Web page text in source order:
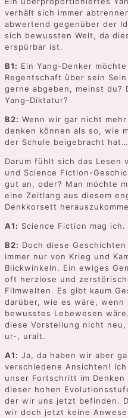
verhält sich immer
abwertend gegenüber der
sich bewussten Welt, da
erspürbar ist.
B1: Ein Yang-Denker
Regentschaft über sein
gerne abgeben, meinst du?
Yang-Diktatur?
B2: Wenn wir gar nicht mehr
denken können als so, wie
der Schule beigebracht
Darum fühlt sich das Lesen
und Science Fiction-
gut an, oder? Man möchte
eine Zeitlang aus diesem
Denkkorsett
A1: Science Fiction mag ich.
B2: Doch diese Geschichten
immer nur von Krieg und
Blickwinkeln. Ein ewiges
oft herzlose und
Filmwelten. Es gibt kaum
darüber, wie es wäre, wenn
bewusstes Lebewesen
diese Vorstellung nicht
ur-, uralt.
A1: Ja, da haben wir aber
verschiedene Ansichten!
unser Fortschritt im Denken
dieser hohen
der wir uns jetzt befinden.
wir doch jetzt keine